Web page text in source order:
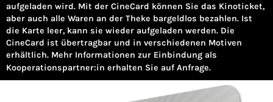
aufgeladen wird. Mit der CineCard können Sie das Kinoticket,
aber auch alle Waren an der Theke bargeldlos bezahlen. Ist
die Karte leer, kann sie wieder aufgeladen werden. Die
CineCard ist übertragbar und in verschiedenen Motiven
erhältlich. Mehr Informationen zur Einbindung als
Kooperationspartner:in erhalten Sie auf Anfrage.